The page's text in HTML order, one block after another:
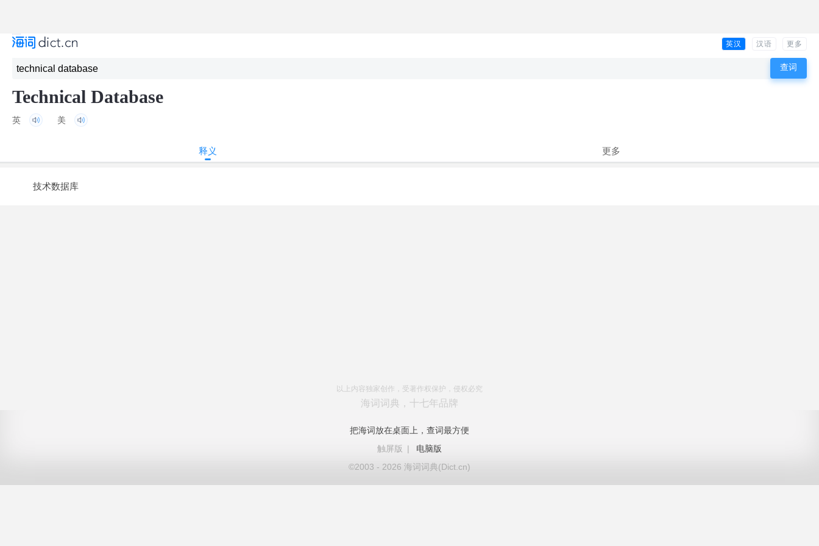
英汉 汉语 更多
Technical Database
英 美
释义 更多
技术数据库
以上内容独家创作，受著作权保护，侵权必究
海词词典，十七年品牌
把海词放在桌面上，查词最方便
触屏版
|
电脑版
©2003 - 2026 海词词典(Dict.cn)